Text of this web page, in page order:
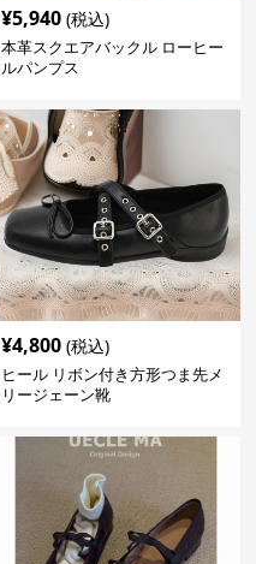
¥5,940 (税込)
本革スクエアバックル ローヒー
ルパンプス
¥4,800 (税込)
ヒール リボン付き方形つま先メ
リージェーン靴